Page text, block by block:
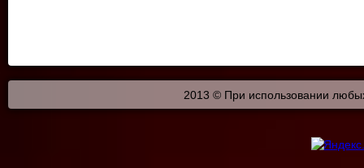
2013 © При использовании